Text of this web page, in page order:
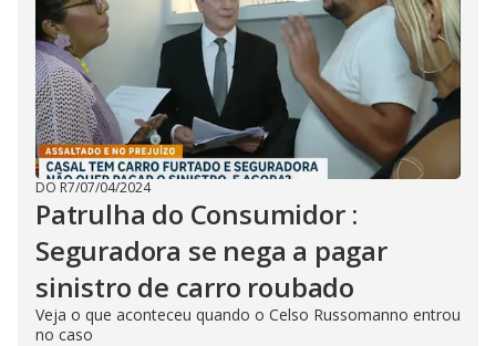
DO R7/07/04/2024
Patrulha do Consumidor :
Seguradora se nega a pagar
sinistro de carro roubado
Veja o que aconteceu quando o Celso Russomanno entrou
no caso